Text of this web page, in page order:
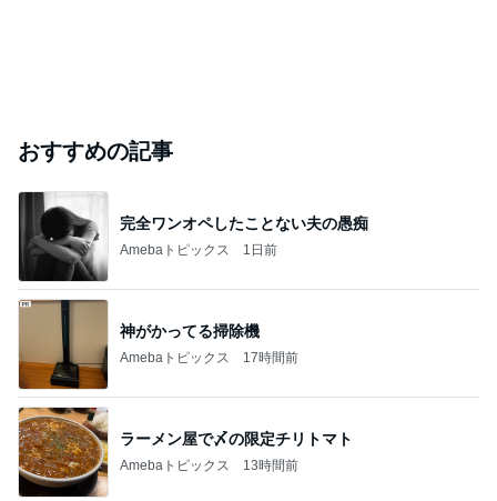
おすすめの記事
完全ワンオペしたことない夫の愚痴
Amebaトピックス 1日前
神がかってる掃除機
Amebaトピックス 17時間前
ラーメン屋で〆の限定チリトマト
Amebaトピックス 13時間前